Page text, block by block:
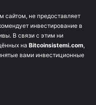
сайтом, не предоставляет
инвестирование в
В связи с этим ни
на Bitcoinsistemi.com,
вами инвестиционные